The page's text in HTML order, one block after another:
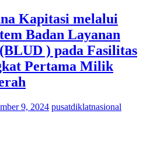
Kapitasi melalui
Badan Layanan
) pada Fasilitas
Pertama Milik
9, 2024 pusatdiklatnasional